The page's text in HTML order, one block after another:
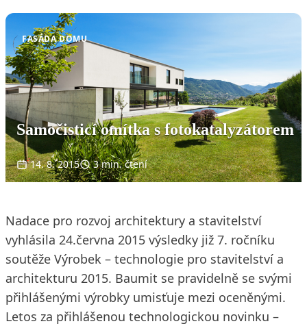
FASÁDA DOMU
Samočisticí omítka s fotokatalyzátorem
14. 8. 2015 3 min. čtení
Nadace pro rozvoj architektury a stavitelství
vyhlásila 24.června 2015 výsledky již 7. ročníku
soutěže Výrobek – technologie pro stavitelství a
architekturu 2015. Baumit se pravidelně se svými
přihlášenými výrobky umisťuje mezi oceněnými.
Letos za přihlášenou technologickou novinku –